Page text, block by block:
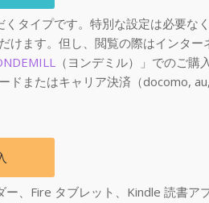
タイプです。特別な設定は必要な
けます。但し、閲覧の際はインター
（ヨンデミル）」でのご購
ドまたはキャリア決済（docomo,
、Fire タブレット、Kindle 読書ア